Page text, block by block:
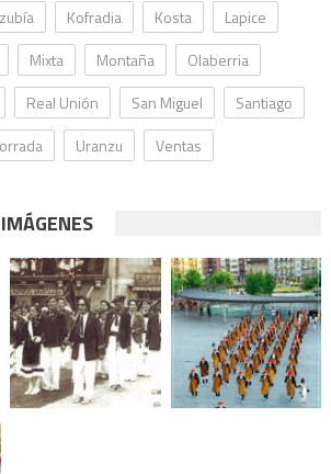
Kofradia Kosta
Lapice
Mixta Montaña
Olaberria
Real Unión San Miguel
Santiago
Uranzu Ventas